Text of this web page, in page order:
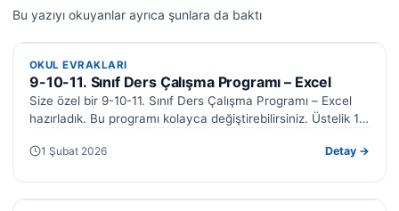
Bu yazıyı okuyanlar ayrıca şunlara da baktı
OKUL EVRAKLARI
OKUL EVRAKLARI
9-10-11. Sınıf Ders Çalışma Programı – Excel
Size özel bir 9-10-11. Sınıf Ders Çalışma Programı – Excel
hazırladık. Bu programı kolayca değiştirebilirsiniz. Üstelik 10.
1 Şubat 2026 Detay →